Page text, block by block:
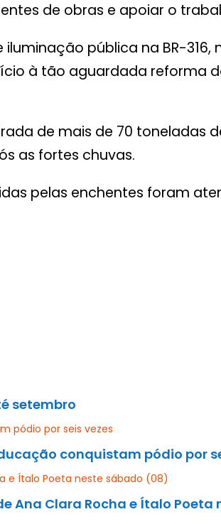
de obras e apoiar o
pública na BR-316,
à tão aguardada reforma
de mais de 70 toneladas
as fortes chuvas.
pelas enchentes foram
setembro
conquistam pódio por
Ana Clara Rocha e Ítalo